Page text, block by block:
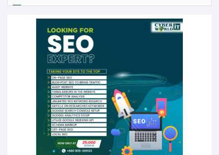
এবার লঞ্চের ভাড়া বাড়ল
১৭ থেকে ২১ শতাংশ বিদ্যুতের দাম বাড়ানোর প্রস্তাব পিডিবির
১৬ মে চাঁদপুর ও ২৫ মে ফেনী সফরে যাবেন প্রধানমন্ত্রী
উচ্চশিক্ষায় গৌরবময় অর্জন: পূর্ণ স্কলারশিপে যুক্তরাষ্ট্রে
পিএইচডি করছেন কুয়েটের কৃতি…
সারা দেশে বজ্রাঘাতে ১৪ জনের প্রাণহানি
কঠোর হচ্ছে এসএসসি ও এইচএসসি পরীক্ষা
ফরিদগঞ্জে আগুনে পুড়লো ৬ ব্যবসা প্রতিষ্ঠান